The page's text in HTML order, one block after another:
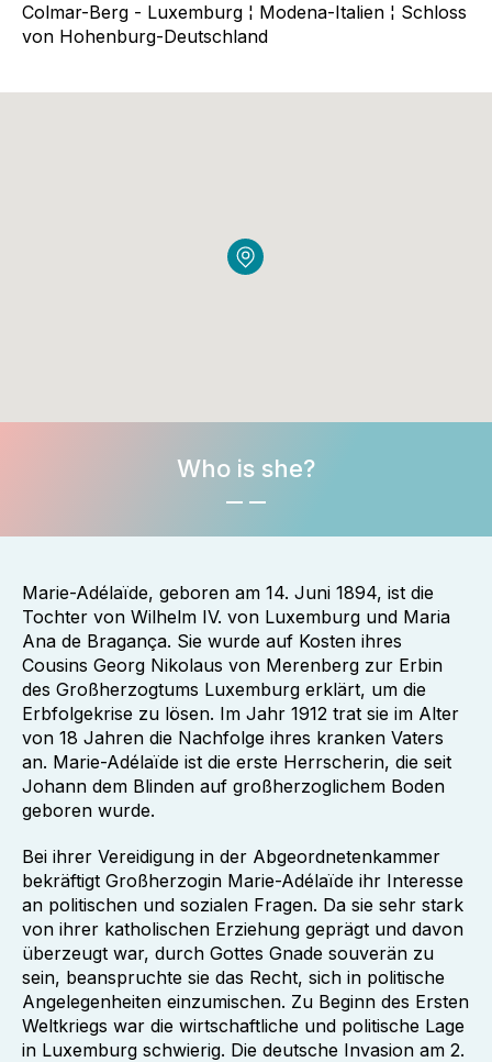
Colmar-Berg - Luxemburg ¦ Modena-Italien ¦ Schloss
von Hohenburg-Deutschland
Who is she?
Marie-Adélaïde, geboren am 14. Juni 1894, ist die
Tochter von Wilhelm IV. von Luxemburg und Maria
Ana de Bragança. Sie wurde auf Kosten ihres
Cousins Georg Nikolaus von Merenberg zur Erbin
des Großherzogtums Luxemburg erklärt, um die
Erbfolgekrise zu lösen. Im Jahr 1912 trat sie im Alter
von 18 Jahren die Nachfolge ihres kranken Vaters
an. Marie-Adélaïde ist die erste Herrscherin, die seit
Johann dem Blinden auf großherzoglichem Boden
geboren wurde.
Bei ihrer Vereidigung in der Abgeordnetenkammer
bekräftigt Großherzogin Marie-Adélaïde ihr Interesse
an politischen und sozialen Fragen. Da sie sehr stark
von ihrer katholischen Erziehung geprägt und davon
überzeugt war, durch Gottes Gnade souverän zu
sein, beanspruchte sie das Recht, sich in politische
Angelegenheiten einzumischen. Zu Beginn des Ersten
Weltkriegs war die wirtschaftliche und politische Lage
in Luxemburg schwierig. Die deutsche Invasion am 2.